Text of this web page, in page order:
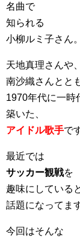
名曲で
知られる
小柳ルミ子さん。
天地真理さんや、
南沙織さんとと
1970年代に一時
築いた、
アイドル歌手で
最近では
サッカー観戦を
趣味にしている
話題になってま
今回はそんな